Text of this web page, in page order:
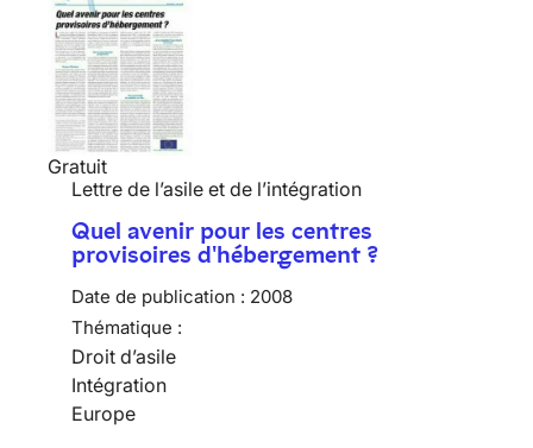
Gratuit
Lettre de l’asile et de l’intégration
Quel avenir pour les centres
provisoires d'hébergement ?
Date de publication : 2008
Thématique :
Droit d’asile
Intégration
Europe